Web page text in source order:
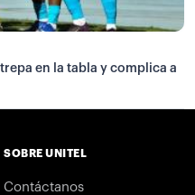
en la tabla y complica a
SOBRE UNITEL
Contáctanos